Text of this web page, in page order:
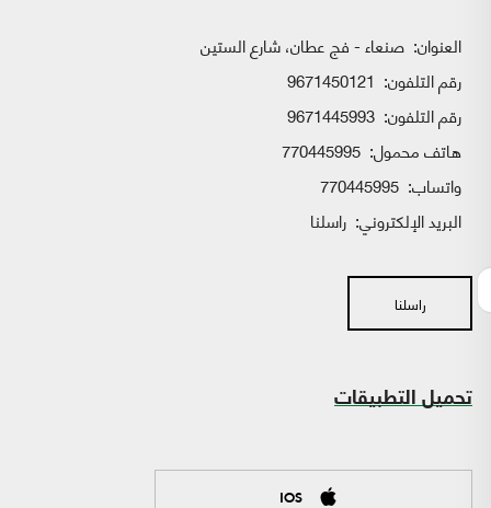
العنوان: صنعاء - فج عطان، شارع الستين
رقم التلفون: 9671450121
رقم التلفون: 9671445993
هاتف محمول: 770445995
واتساب:
البريد الإلكتروني: راسلنا
راسلنا
تحميل التطبيقات
IOS